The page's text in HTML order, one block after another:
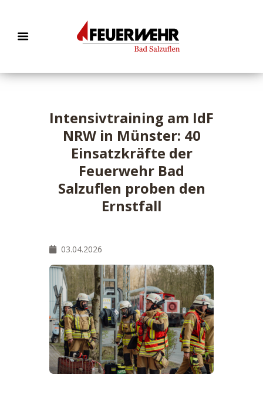
Intensivtraining am IdF
NRW in Münster: 40
Einsatzkräfte der
Feuerwehr Bad
Salzuflen proben den
Ernstfall
03.04.2026